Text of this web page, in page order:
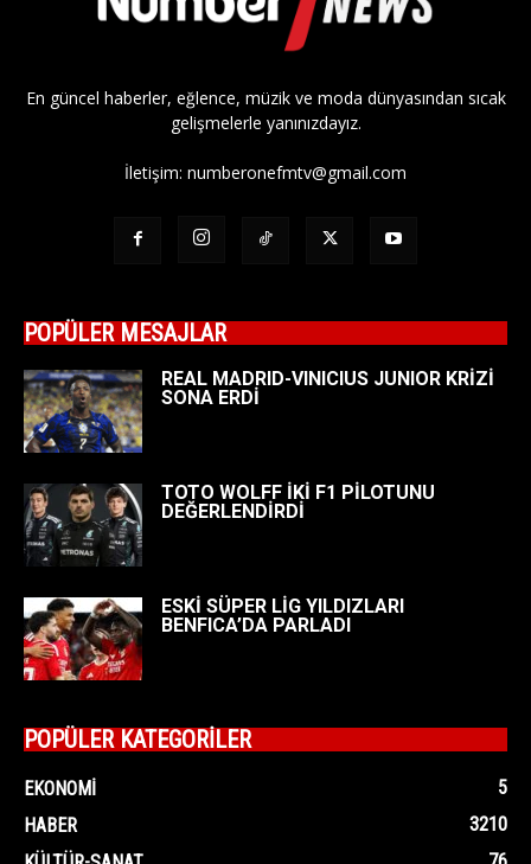
En güncel haberler, eğlence, müzik ve moda dünyasından sıcak
gelişmelerle yanınızdayız.
İletişim: numberonefmtv@gmail.com
POPÜLER MESAJLAR
REAL MADRID-VINICIUS JUNIOR KRİZİ
SONA ERDİ
TOTO WOLFF İKİ F1 PİLOTUNU
DEĞERLENDİRDİ
ESKİ SÜPER LİG YILDIZLARI
BENFICA’DA PARLADI
POPÜLER KATEGORİLER
EKONOMI
5
HABER
3210